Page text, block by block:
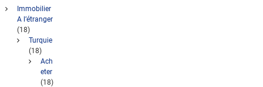
Immobilier
A l’étranger
(18)
Turquie
(18)
Ach
eter
(18)